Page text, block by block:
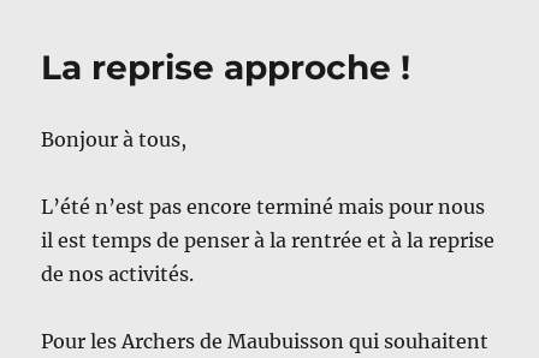
La reprise approche !
Bonjour à tous,
L’été n’est pas encore terminé mais pour nous
il est temps de penser à la rentrée et à la reprise
de nos activités.
Pour les Archers de Maubuisson qui souhaitent